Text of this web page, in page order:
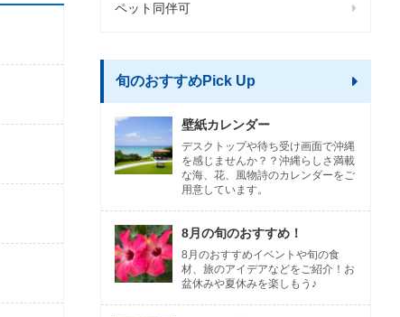
ペット同伴可
旬のおすすめPick Up
壁紙カレンダー
デスクトップや待ち受け画面で沖縄
を感じませんか？？沖縄らしさ満載
な海、花、風物詩のカレンダーをご
用意しています。
8月の旬のおすすめ！
8月のおすすめイベントや旬の食
材、旅のアイデアなどをご紹介！お
盆休みや夏休みを楽しもう♪